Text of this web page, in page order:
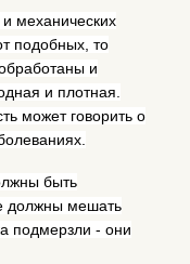
механических
подобных, то
и
и плотная.
может говорить о
быть
должны мешать
подмерзли - они